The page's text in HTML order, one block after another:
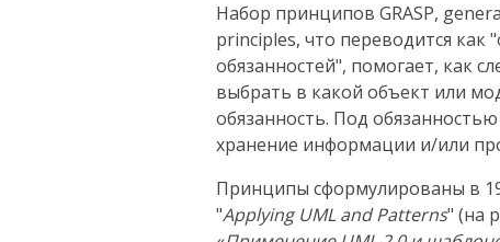
Набор принципов GRASP,
principles, что переводится
обязанностей", помогает, как
выбрать в какой объект или
обязанность. Под
хранение информации и/или
Принципы сформулированы в
"Applying UML and Patterns" (на